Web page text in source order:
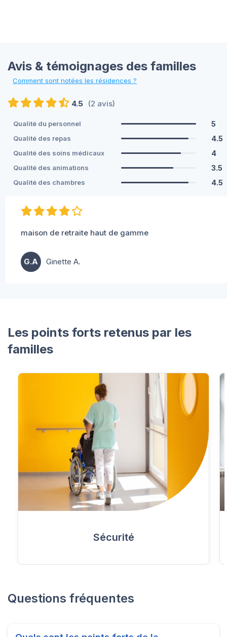
Avis & témoignages des familles
Comment sont notées les résidences ?
4.5 (2 avis)
Qualité du personnel 5
Qualité des repas 4.5
Qualité des soins médicaux 4
Qualité des animations 3.5
Qualité des chambres 4.5
maison de retraite haut de gamme
G.A Ginette A.
Les points forts retenus par les
familles
Sécurité
Questions fréquentes